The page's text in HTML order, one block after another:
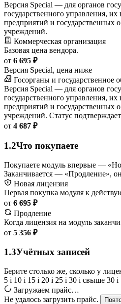
Версия Special — для органов
государственного управления,
предприятий и государственных
учреждений.
Коммерческая организация
Базовая цена вендора.
от 6 695 ₽
Версия Special, цена ниже
Госорганы и государственное
Версия Special — для органов
государственного управления,
предприятий и государственных
учреждений. Статус
от 4 687 ₽
1.2Что покупаете
Покупаете модуль впервые —
Заканчивается — «Продление»,
Новая лицензия
Первая покупка модуля к
от 6 695 ₽
Продление
Когда лицензия на модуль
от 5 356 ₽
1.3Учётных записей
Берите столько же, сколько у
5 i 10 i 15 i 20 i 25 i 30 i свыше 30 i
Загружаем прайс…
Не удалось загрузить прайс.